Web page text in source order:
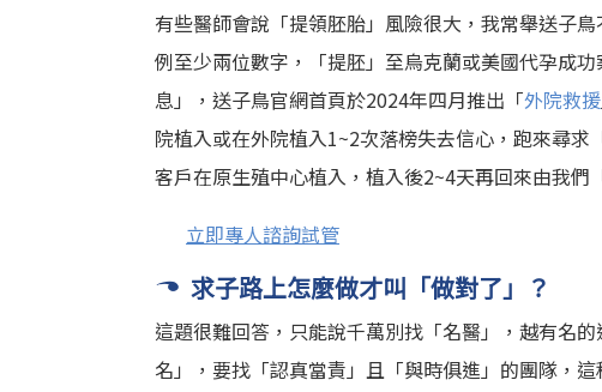
有些醫師會說「提領胚胎」風險很大，我常舉送子鳥
例至少兩位數字，「提胚」至烏克蘭或美國代孕成
息」，送子鳥官網首頁於2024年四月推出「外院救援
院植入或在外院植入1~2次落榜失去信心，跑來尋
客戶在原生殖中心植入，植入後2~4天再回來由我們
立即專人諮詢試管
求子路上怎麼做才叫「做對了」？
這題很難回答，只能說千萬別找「名醫」，越有名
名」，要找「認真當責」且「與時俱進」的團隊，